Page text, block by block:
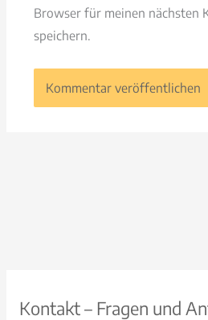
Browser für meinen nächsten
speichern.
Kontakt – Fragen und